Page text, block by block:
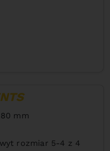
mm
rozmiar 5-4 z 4